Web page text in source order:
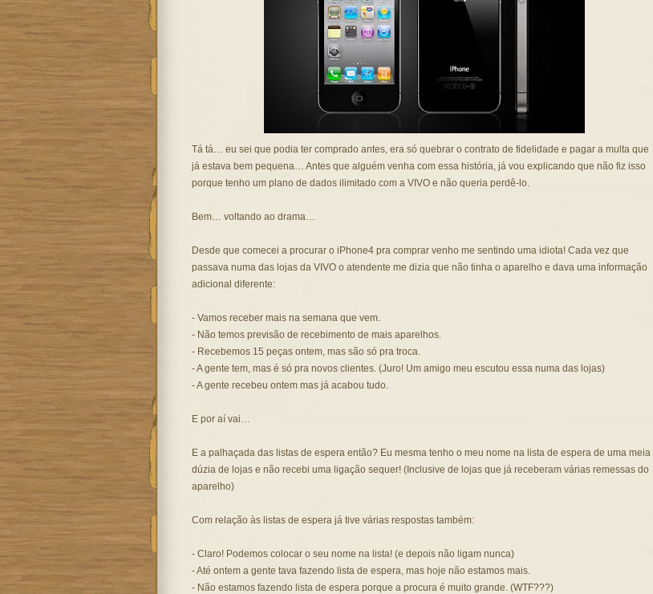
Tá tá… eu sei que podia ter comprado antes, era só quebrar o contrato de fidelidade e pagar a multa que
já estava bem pequena… Antes que alguém venha com essa história, já vou explicando que não fiz isso
porque tenho um plano de dados ilimitado com a VIVO e não queria perdê-lo.
Bem… voltando ao drama…
Desde que comecei a procurar o iPhone4 pra comprar venho me sentindo uma idiota! Cada vez que
passava numa das lojas da VIVO o atendente me dizia que não tinha o aparelho e dava uma informação
adicional diferente:
- Vamos receber mais na semana que vem.
- Não temos previsão de recebimento de mais aparelhos.
- Recebemos 15 peças ontem, mas são só pra troca.
- A gente tem, mas é só pra novos clientes. (Juro! Um amigo meu escutou essa numa das lojas)
- A gente recebeu ontem mas já acabou tudo.
E por aí vai…
E a palhaçada das listas de espera então? Eu mesma tenho o meu nome na lista de espera de uma meia
dúzia de lojas e não recebi uma ligação sequer! (Inclusive de lojas que já receberam várias remessas do
aparelho)
Com relação às listas de espera já tive várias respostas também:
- Claro! Podemos colocar o seu nome na lista! (e depois não ligam nunca)
- Até ontem a gente tava fazendo lista de espera, mas hoje não estamos mais.
- Não estamos fazendo lista de espera porque a procura é muito grande. (WTF???)